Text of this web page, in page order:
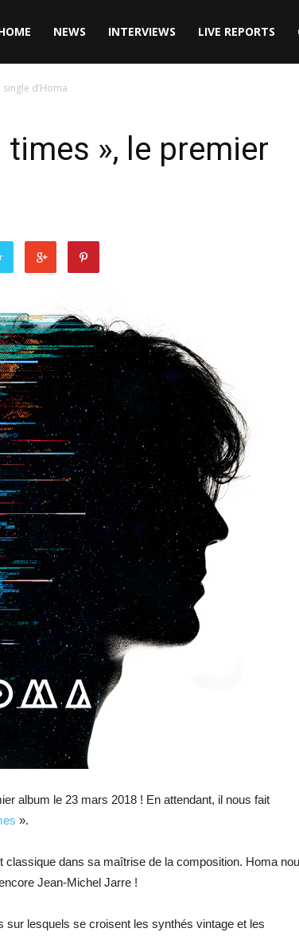
NEWS INTERVIEWS LIVE REPORTS
d’Homa
», le premier
album le 23 mars 2018 ! En attendant, il nous fait
».
dans sa maîtrise de la composition. Homa
Jean-Michel Jarre !
lesquels se croisent les synthés vintage et les